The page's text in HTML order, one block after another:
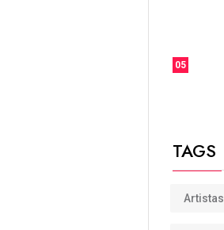
05
TAGS
Artistas